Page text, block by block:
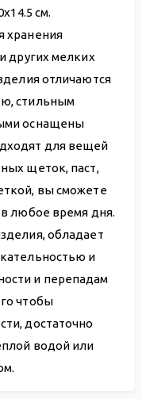
см.
хранения
других мелких
отличаются
стильным
оснащены
для вещей
щеток, паст,
вы сможете
любое время дня.
обладает
и
и перепадам
чтобы
достаточно
водой или